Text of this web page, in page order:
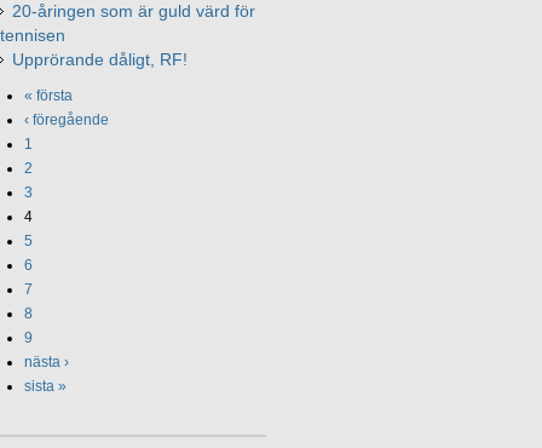
20-åringen som är guld värd för
tennisen
Upprörande dåligt, RF!
« första
‹ föregående
1
2
3
4
5
6
7
8
9
nästa ›
sista »